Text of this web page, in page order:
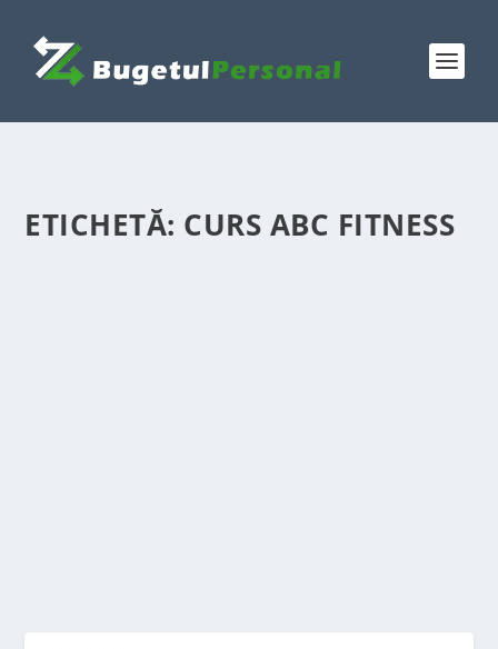
ETICHETĂ: CURS ABC FITNESS